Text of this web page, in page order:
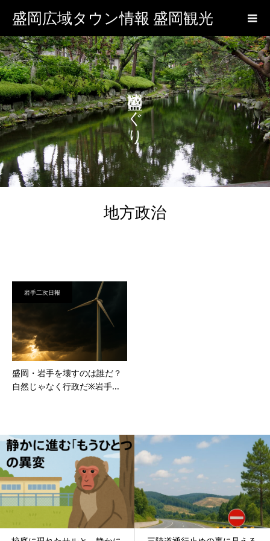
盛岡広域タウン情報 盛岡観光
盛岡めぐり
地方政治
岩手二次日報
盛岡・岩手を壊すのは誰だ？
自然じゃなく行政だ※岩手...